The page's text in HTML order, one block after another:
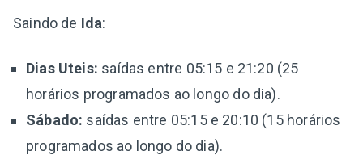
Saindo de Ida:
Dias Uteis: saídas entre 05:15 e 21:20 (25
horários programados ao longo do dia).
Sábado: saídas entre 05:15 e 20:10 (15 horários
programados ao longo do dia).